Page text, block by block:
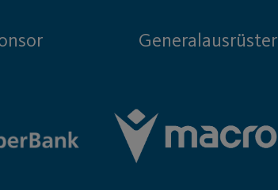
Generalausrüster